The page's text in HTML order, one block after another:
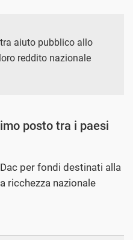
aiuto pubblico allo
reddito nazionale
posto tra i paesi
per fondi destinati alla
ricchezza nazionale